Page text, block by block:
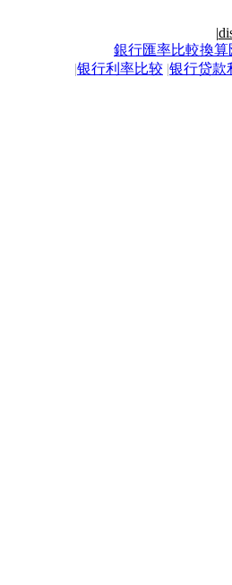
|
銀行匯率比較換算
|银行利率比较 |银行贷款